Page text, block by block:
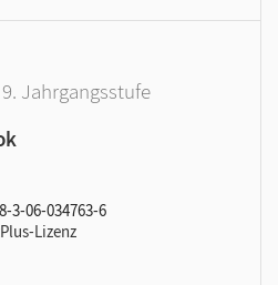
Jahrgangsstufe
3-06-034763-6
Lizenz